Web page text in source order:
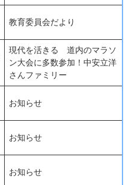
教育委員会だより
現代を活きる 道内のマラソ
ン大会に多数参加！中安立洋
さんファミリー
お知らせ
お知らせ
お知らせ